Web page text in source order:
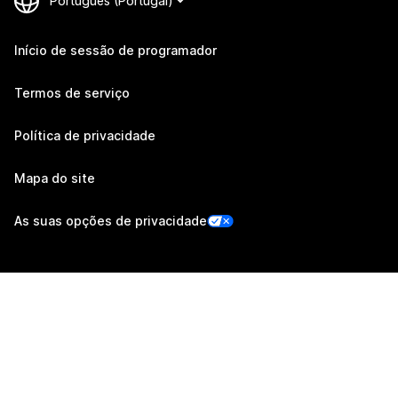
Início de sessão de programador
Termos de serviço
Política de privacidade
Mapa do site
As suas opções de privacidade